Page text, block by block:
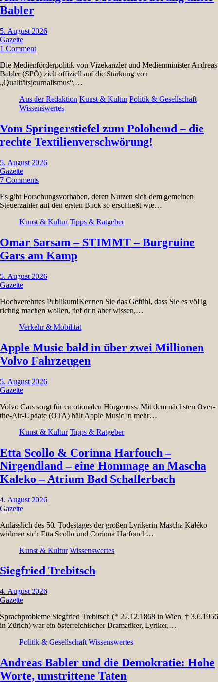
Babler
5. August 2026
Gazette
1 Comment
Die Medienförderpolitik von Vizekanzler und Medienminister Andreas
Babler (SPÖ) zielt offiziell auf die Stärkung von
„Qualitätsjournalismus“,…
Aus der Redaktion Kunst & Kultur Politik & Gesellschaft
Wissenswertes
Vom Springerstiefel zum Polohemd – die
rechte Textilienverschwörung!
5. August 2026
Gazette
7 Comments
Es gibt Forschungsvorhaben, deren Nutzen sich dem gemeinen
Steuerzahler auf den ersten Blick so erschließt wie…
Kunst & Kultur Tipps & Ratgeber
Omar Sarsam – STIMMT – Burgruine
Gars am Kamp
5. August 2026
Gazette
Hochverehrtes Publikum!Kennen Sie das Gefühl, dass Sie es völlig
richtig machen wollen, tief drin aber wissen,…
Verkehr & Mobilität
Apple Music bald in über zwei Millionen
Volvo Fahrzeugen
5. August 2026
Gazette
Volvo Cars sorgt für emotionalen Hörgenuss: Mit dem nächsten Over-
the-Air-Update (OTA) hält Apple Music in mehr…
Kunst & Kultur Tipps & Ratgeber
Etta Scollo & Corinna Harfouch –
Nirgendland – eine Hommage an Mascha
Kaleko – Atrium Bad Schallerbach
4. August 2026
Gazette
Anlässlich des 50. Todestages der großen Lyrikerin Mascha Kaléko
widmen sich Etta Scollo und Corinna Harfouch…
Kunst & Kultur Wissenswertes
Siegfried Trebitsch
4. August 2026
Gazette
Sprachprobleme Siegfried Trebitsch (* 22.12.1868 in Wien; † 3.6.1956
in Zürich) war ein österreichischer Dramatiker, Lyriker,…
Politik & Gesellschaft Wissenswertes
Andreas Babler und die Demokratie: Hohe
Worte, umstrittene Taten